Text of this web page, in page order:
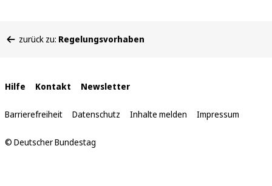
befinden
zurück zu: Regelungsvorhaben
Interne
Links
Hilfe Kontakt Newsletter
Barrierefreiheit Datenschutz Inhalte melden Impressum
© Deutscher Bundestag